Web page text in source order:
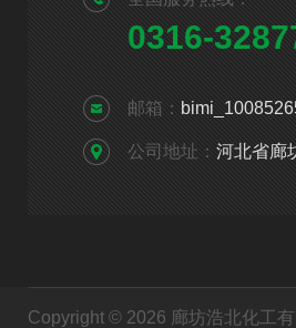
0316-
邮箱：
公司地址： 河北省廊
Copyright © 2026 廊坊浩北化工